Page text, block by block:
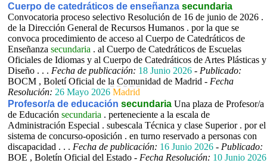
Cuerpo de catedráticos de enseñanza secundaria
Convocatoria proceso selectivo Resolución de 16 de junio de 2026 .
de la Dirección General de Recursos Humanos . por la que se
convoca procedimiento de acceso al Cuerpo de Catedráticos de
Enseñanza secundaria . al Cuerpo de Catedráticos de Escuelas
Oficiales de Idiomas y al Cuerpo de Catedráticos de Artes Plásticas y
Diseño . . . Fecha de publicación: 18 Junio 2026 - Publicado:
BOCM , Boletí Oficial de la Comunidad de Madrid - Fecha
Resolución: 26 Mayo 2026 Madrid
Profesor/a de educación secundaria Una plaza de Profesor/a
de Educación secundaria . perteneciente a la escala de
Administración Especial . subescala Técnica y clase Superior . por el
sistema de concurso-oposición . en turno reservado a personas con
discapacidad . . . Fecha de publicación: 16 Junio 2026 - Publicado:
BOE , Boletín Oficial del Estado - Fecha Resolución: 10 Junio 2026